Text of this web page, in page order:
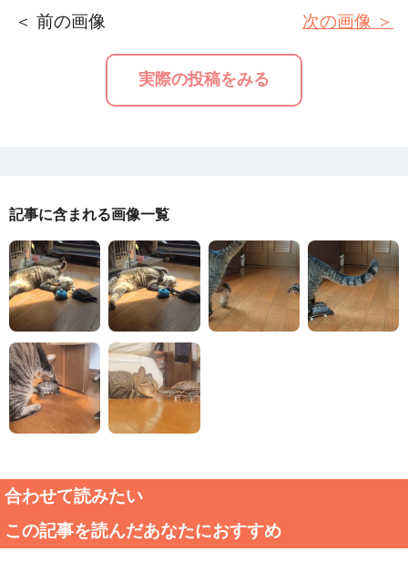
＜ 前の画像
実際の投稿をみる
次の画像 ＞
記事に含まれる画像一覧
合わせて読みたい
この記事を読んだあなたにおすすめ